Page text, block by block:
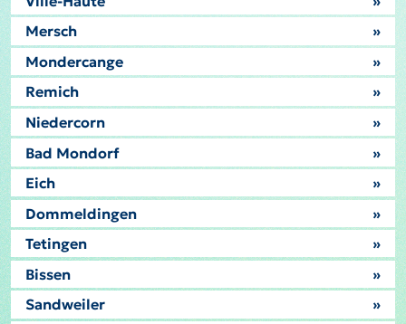
Mersch
»
Mondercange
»
Remich
»
Niedercorn
»
Bad Mondorf
»
Eich
»
Dommeldingen
»
Tetingen
»
Bissen
»
Sandweiler
»